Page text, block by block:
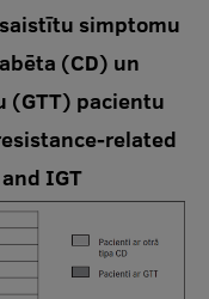
simptomu
(CD) un
(GTT) pacientu
related
IGT